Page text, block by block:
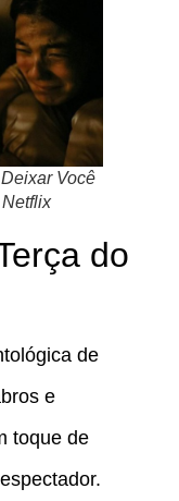
Deixar Você
do
de
e
toque de